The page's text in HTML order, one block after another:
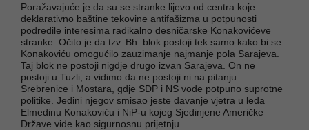
Poražavajuće je da su se stranke lijevo od centra koje
deklarativno baštine tekovine antifašizma u potpunosti
podredile interesima radikalno desničarske Konakovićeve
stranke. Očito je da tzv. Bh. blok postoji tek samo kako bi se
Konakoviću omogućilo zauzimanje najmanje pola Sarajeva.
Taj blok ne postoji nigdje drugo izvan Sarajeva. On ne
postoji u Tuzli, a vidimo da ne postoji ni na pitanju
Srebrenice i Mostara, gdje SDP i NS vode potpuno suprotne
politike. Jedini njegov smisao jeste davanje vjetra u leđa
Elmedinu Konakoviću i NiP-u kojeg Sjedinjene Američke
Države vide kao sigurnosnu prijetnju.